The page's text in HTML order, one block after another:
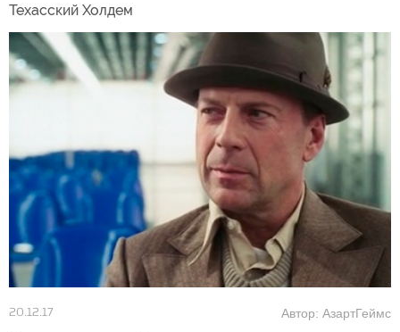
Техасский Холдем
20.12.17 Автор: АзартГеймс